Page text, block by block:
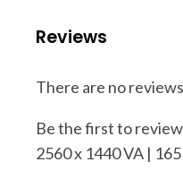
Reviews
There are no
Be the first to
2560 x 1440 VA |